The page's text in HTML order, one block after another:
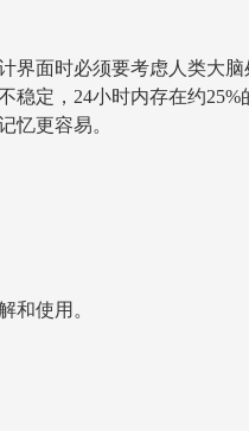
界面时必须要考虑人类大
稳定，24小时内存在约
忆更容易。
和使用。